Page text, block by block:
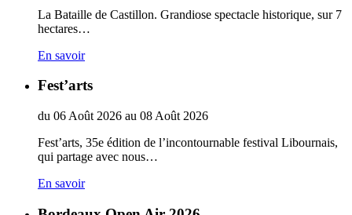
La Bataille de Castillon. Grandiose spectacle historique, sur 7
hectares…
En savoir
Fest’arts
du 06 Août 2026 au 08 Août 2026
Fest’arts, 35e édition de l’incontournable festival Libournais,
qui partage avec nous…
En savoir